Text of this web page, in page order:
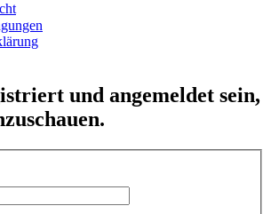
und angemeldet sein,